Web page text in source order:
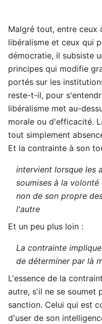
Malgré tout, entre ceux
libéralisme et ceux qui
démocratie, il subsiste
principes qui modifie
portés sur les
reste-t-il, pour
libéralisme met au-
morale ou d'efficacité.
tout simplement
Et la contrainte à son
intervient lorsque les
soumises à la
non de son propre
l'autre
Et un peu plus loin :
La contrainte
de déterminer par là
L'essence de la
autre, s'il ne se soumet
sanction. Celui qui est
d'user de son